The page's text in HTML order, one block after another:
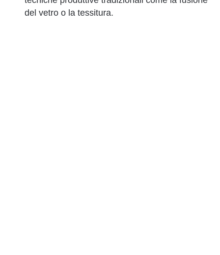
del vetro o la tessitura.